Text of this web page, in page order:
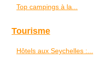
Top campings à la...
Tourisme
Hôtels aux Seychelles :...